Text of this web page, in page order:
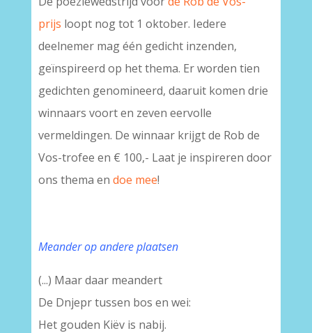
prijs loopt nog tot 1 oktober. Iedere
deelnemer mag één gedicht inzenden,
geïnspireerd op het thema. Er worden tien
gedichten genomineerd, daaruit komen drie
winnaars voort en zeven eervolle
vermeldingen. De winnaar krijgt de Rob de
Vos-trofee en € 100,- Laat je inspireren door
ons thema en doe mee!
Meander op andere plaatsen
(...) Maar daar meandert
De Dnjepr tussen bos en wei:
Het gouden Kiëv is nabij.